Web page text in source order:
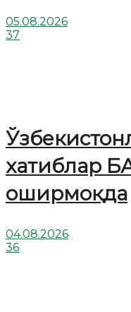
05.08.2026
37
хатиблар
оширмоқда
04.08.2026
36